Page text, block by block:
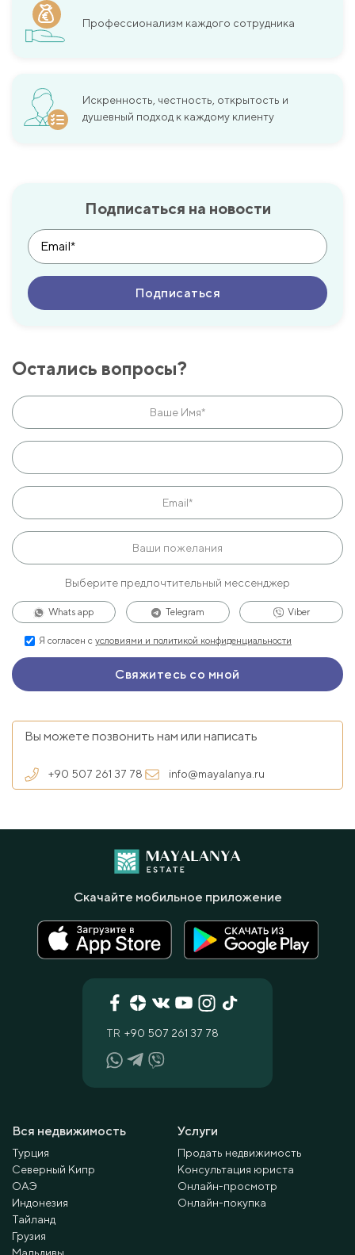
Профессионализм каждого сотрудника
Искренность, честность, открытость и
душевный подход к каждому клиенту
Подписаться на новости
Остались вопросы?
Выберите предпочтительный мессенджер
Whats app Telegram Viber
Я согласен с условиями и политикой конфиденциальности
Вы можете позвонить нам или написать
+90 507 261 37 78 info@mayalanya.ru
Вся недвижимость
Турция
Северный Кипр
ОАЭ
Индонезия
Тайланд
Грузия
Услуги
Продать недвижимость
Консультация юриста
Онлайн-просмотр
Онлайн-покупка
TR +90 507 261 37 78
Скачайте мобильное приложение